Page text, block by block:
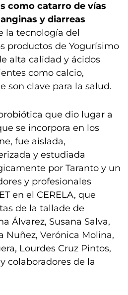
como catarro de vías
y diarreas
la tecnología del
productos de Yogurísimo
alta calidad y ácidos
como calcio,
son clave para la salud.
que dio lugar a
se incorpora en los
fue aislada,
y estudiada
por Taranto y un
y profesionales
en el CERELA, que
de la tallade de
Álvarez, Susana Salva,
Nuñez, Verónica Molina,
Lourdes Cruz Pintos,
colaboradores de la